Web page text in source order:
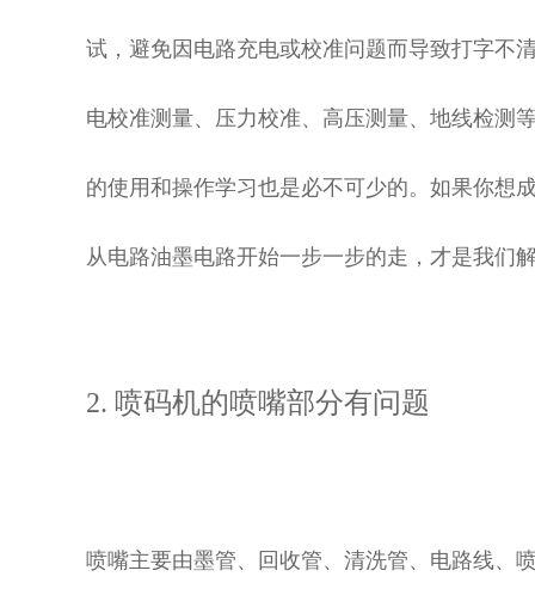
试，避免因电路充电或校准问题而导致打字不
电校准测量、压力校准、高压测量、地线检测
的使用和操作学习也是必不可少的。如果你想
从电路油墨电路开始一步一步的走，才是我们
2. 喷码机的喷嘴部分有问题
喷嘴主要由墨管、回收管、清洗管、电路线、